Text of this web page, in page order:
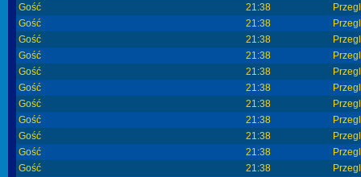
Gość
21:38
Gość
21:38
Gość
21:38
Gość
21:38
Gość
21:38
Gość
21:38
Gość
21:38
Gość
21:38
Gość
21:38
Gość
21:38
Gość
21:38